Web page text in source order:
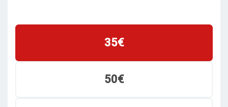
35€
50€